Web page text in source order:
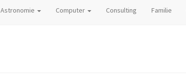
Astronomie Computer Consulting Familie